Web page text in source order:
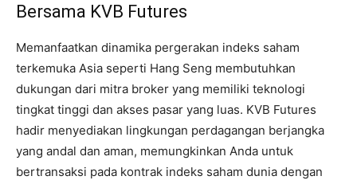
Bersama KVB Futures
Memanfaatkan dinamika pergerakan indeks saham
terkemuka Asia seperti Hang Seng membutuhkan
dukungan dari mitra broker yang memiliki teknologi
tingkat tinggi dan akses pasar yang luas. KVB Futures
hadir menyediakan lingkungan perdagangan berjangka
yang andal dan aman, memungkinkan Anda untuk
bertransaksi pada kontrak indeks saham dunia dengan